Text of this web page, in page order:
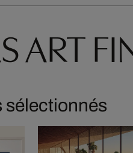
ART
sélectionnés